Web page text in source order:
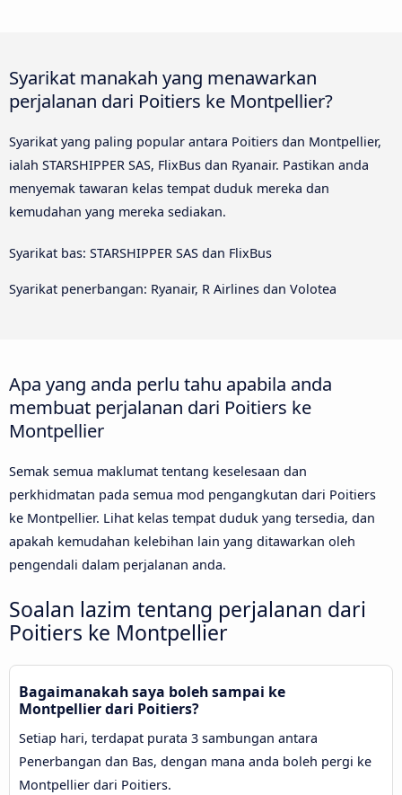
Syarikat manakah yang menawarkan
perjalanan dari Poitiers ke Montpellier?
Syarikat yang paling popular antara Poitiers dan Montpellier,
ialah STARSHIPPER SAS, FlixBus dan Ryanair. Pastikan anda
menyemak tawaran kelas tempat duduk mereka dan
kemudahan yang mereka sediakan.
Syarikat bas: STARSHIPPER SAS dan FlixBus
Syarikat penerbangan: Ryanair, R Airlines dan Volotea
Apa yang anda perlu tahu apabila anda
membuat perjalanan dari Poitiers ke
Montpellier
Semak semua maklumat tentang keselesaan dan
perkhidmatan pada semua mod pengangkutan dari Poitiers
ke Montpellier. Lihat kelas tempat duduk yang tersedia, dan
apakah kemudahan kelebihan lain yang ditawarkan oleh
pengendali dalam perjalanan anda.
Soalan lazim tentang perjalanan dari
Poitiers ke Montpellier
Bagaimanakah saya boleh sampai ke
Montpellier dari Poitiers?
Setiap hari, terdapat purata 3 sambungan antara
Penerbangan dan Bas, dengan mana anda boleh pergi ke
Montpellier dari Poitiers.